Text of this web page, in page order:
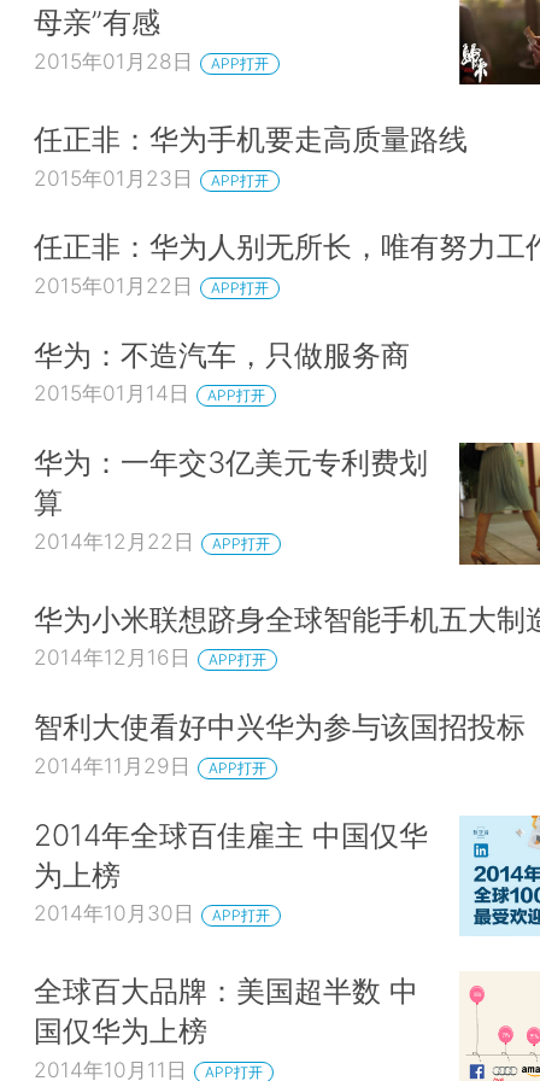
母亲”有感
2015年01月28日 APP打开
任正非：华为手机要走高质量路线
2015年01月23日 APP打开
任正非：华为人别无所长，唯有努力工
2015年01月22日 APP打开
华为：不造汽车，只做服务商
2015年01月14日 APP打开
华为：一年交3亿美元专利费划
算
2014年12月22日 APP打开
华为小米联想跻身全球智能手机五大制
2014年12月16日 APP打开
智利大使看好中兴华为参与该国招投标
2014年11月29日 APP打开
2014年全球百佳雇主 中国仅华
为上榜
2014年10月30日 APP打开
全球百大品牌：美国超半数 中
国仅华为上榜
2014年10月11日 APP打开